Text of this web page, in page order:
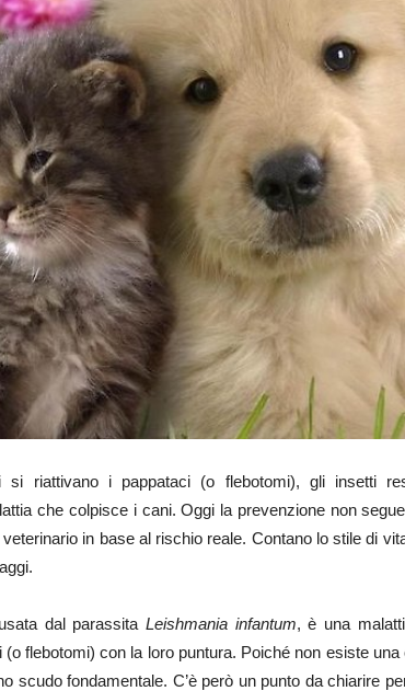
si riattivano i pappataci (o flebotomi), gli insetti
che colpisce i cani. Oggi la prevenzione non
in base al rischio reale. Contano lo stile di
dal parassita Leishmania infantum, è una
flebotomi) con la loro puntura. Poiché non esiste
scudo fondamentale. C’è però un punto da chiarire